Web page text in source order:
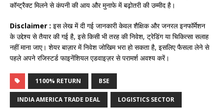
कॉन्ट्रैक्ट मिलने से कंपनी की आय और मुनाफे में बढ़ोतरी की उम्मीद है।
Disclaimer : इस लेख में दी गई जानकारी केवल शैक्षिक और जनरल इनफॉर्मेशन
के उद्देश्य से तैयार की गई है, इसे किसी भी तरह की निवेश, ट्रेडिंग या चिकित्सा सलाह
नहीं माना जाए। शेयर बाज़ार में निवेश जोखिम भरा हो सकता है, इसलिए फैसला लेने से
पहले अपने रजिस्टर्ड फाइनेंशियल एडवाइज़र से परामर्श अवश्य करें।​
1100% RETURN BSE
INDIA AMERICA TRADE DEAL LOGISTICS SECTOR